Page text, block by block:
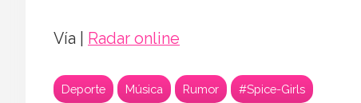
Vía | Radar online
Deporte Música Rumor #Spice-Girls